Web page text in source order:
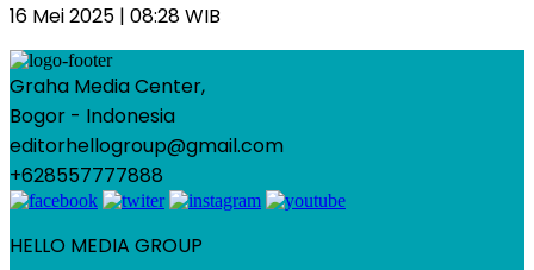
16 Mei 2025 | 08:28 WIB
Graha Media Center,
Bogor - Indonesia
editorhellogroup@gmail.com
+628557777888
HELLO MEDIA GROUP